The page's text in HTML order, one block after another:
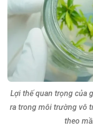
Lợi thế quan trọng của
ra trong môi trường vô
theo